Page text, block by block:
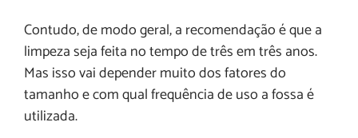
Contudo, de modo geral, a recomendação é que a
limpeza seja feita no tempo de três em três anos.
Mas isso vai depender muito dos fatores do
tamanho e com qual frequência de uso a fossa é
utilizada.